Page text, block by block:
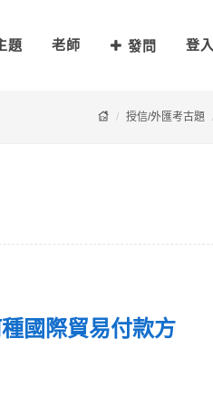
題 老師 發問 登入
授信/外匯考古題
國際貿易付款方